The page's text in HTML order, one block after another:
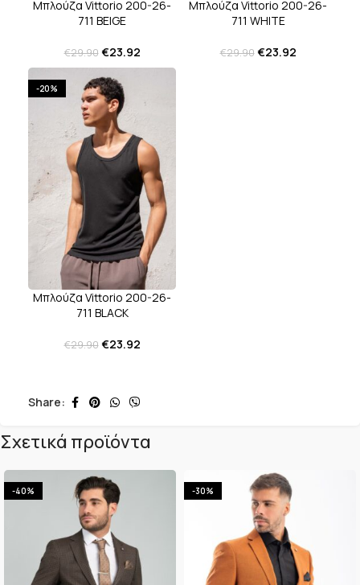
Μπλούζα Vittorio 200-26-
711 BEIGE
€29.90 €23.92
Μπλούζα Vittorio 200-26-
711 WHITE
€29.90 €23.92
-20%
Μπλούζα Vittorio 200-26-
711 BLACK
€29.90 €23.92
Share:
Σχετικά προϊόντα
-40% -30%